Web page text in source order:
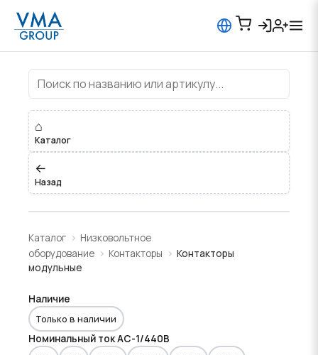
Контакторы модульные
⌂
Каталог
←
Назад
Каталог
Низковольтное
оборудование
Контакторы
Контакторы
модульные
Наличие
Только в наличии
Номинальный ток AC-1/440В